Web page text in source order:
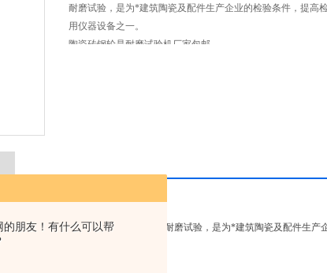
的朋友！有什么可以帮
耐磨试验，是为*建筑陶瓷及配件生产企业的检验条件，提高
用仪器设备之一。
陶瓷砖钢轮是耐磨试验机厂家包邮
厂家包邮
、马赛克、水泥路面砖等脆性材料的耐磨试验，是为*建筑陶瓷及配件生产
是耐磨试验机厂家包邮
《无釉砖耐磨试验方法》